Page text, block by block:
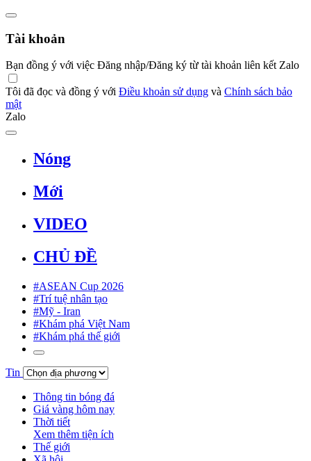
Tài khoản
Bạn đồng ý với việc Đăng nhập/Đăng ký từ tài khoản liên kết Zalo
Tôi đã đọc và đồng ý với Điều khoản sử dụng và Chính sách bảo
mật
Zalo
Nóng
Mới
VIDEO
CHỦ ĐỀ
#ASEAN Cup 2026
#Trí tuệ nhân tạo
#Mỹ - Iran
#Khám phá Việt Nam
#Khám phá thế giới
Tin
Thông tin bóng đá
Giá vàng hôm nay
Thời tiết
Xem thêm tiện ích
Thế giới